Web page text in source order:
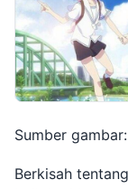
Sumber
Berkisah